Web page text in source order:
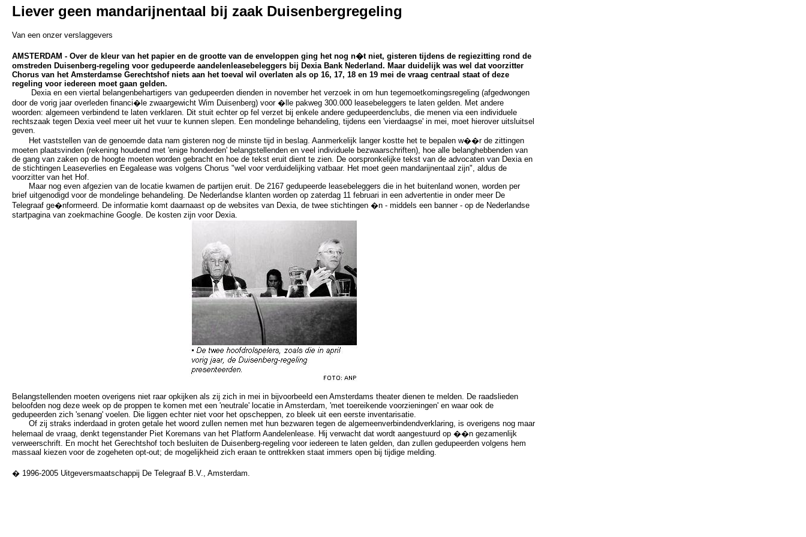
Liever geen mandarijnentaal bij zaak Duisenbergregeling
Van een onzer verslaggevers
AMSTERDAM - Over de kleur van het papier en de grootte van de enveloppen ging het nog n�t niet, gisteren tijdens de regiezitting rond de
omstreden Duisenberg-regeling voor gedupeerde aandelenleasebeleggers bij Dexia Bank Nederland. Maar duidelijk was wel dat voorzitter
Chorus van het Amsterdamse Gerechtshof niets aan het toeval wil overlaten als op 16, 17, 18 en 19 mei de vraag centraal staat of deze
regeling voor iedereen moet gaan gelden.
Dexia en een viertal belangenbehartigers van gedupeerden dienden in november het verzoek in om hun tegemoetkomingsregeling (afgedwongen
door de vorig jaar overleden financi�le zwaargewicht Wim Duisenberg) voor �lle pakweg 300.000 leasebeleggers te laten gelden. Met andere
woorden: algemeen verbindend te laten verklaren. Dit stuit echter op fel verzet bij enkele andere gedupeerdenclubs, die menen via een individuele
rechtszaak tegen Dexia veel meer uit het vuur te kunnen slepen. Een mondelinge behandeling, tijdens een 'vierdaagse' in mei, moet hierover uitsluitsel
geven.
Het vaststellen van de genoemde data nam gisteren nog de minste tijd in beslag. Aanmerkelijk langer kostte het te bepalen w��r de zittingen
moeten plaatsvinden (rekening houdend met 'enige honderden' belangstellenden en veel individuele bezwaarschriften), hoe alle belanghebbenden van
de gang van zaken op de hoogte moeten worden gebracht en hoe de tekst eruit dient te zien. De oorspronkelijke tekst van de advocaten van Dexia en
de stichtingen Leaseverlies en Eegalease was volgens Chorus "wel voor verduidelijking vatbaar. Het moet geen mandarijnentaal zijn", aldus de
voorzitter van het Hof.
Maar nog even afgezien van de locatie kwamen de partijen eruit. De 2167 gedupeerde leasebeleggers die in het buitenland wonen, worden per
brief uitgenodigd voor de mondelinge behandeling. De Nederlandse klanten worden op zaterdag 11 februari in een advertentie in onder meer De
Telegraaf ge�nformeerd. De informatie komt daarnaast op de websites van Dexia, de twee stichtingen �n - middels een banner - op de Nederlandse
startpagina van zoekmachine Google. De kosten zijn voor Dexia.
Belangstellenden moeten overigens niet raar opkijken als zij zich in mei in bijvoorbeeld een Amsterdams theater dienen te melden. De raadslieden
beloofden nog deze week op de proppen te komen met een 'neutrale' locatie in Amsterdam, 'met toereikende voorzieningen' en waar ook de
gedupeerden zich 'senang' voelen. Die liggen echter niet voor het opscheppen, zo bleek uit een eerste inventarisatie.
Of zij straks inderdaad in groten getale het woord zullen nemen met hun bezwaren tegen de algemeenverbindendverklaring, is overigens nog maar
helemaal de vraag, denkt tegenstander Piet Koremans van het Platform Aandelenlease. Hij verwacht dat wordt aangestuurd op ��n gezamenlijk
verweerschrift. En mocht het Gerechtshof toch besluiten de Duisenberg-regeling voor iedereen te laten gelden, dan zullen gedupeerden volgens hem
massaal kiezen voor de zogeheten opt-out; de mogelijkheid zich eraan te onttrekken staat immers open bij tijdige melding.
� 1996-2005 Uitgeversmaatschappij De Telegraaf B.V., Amsterdam.